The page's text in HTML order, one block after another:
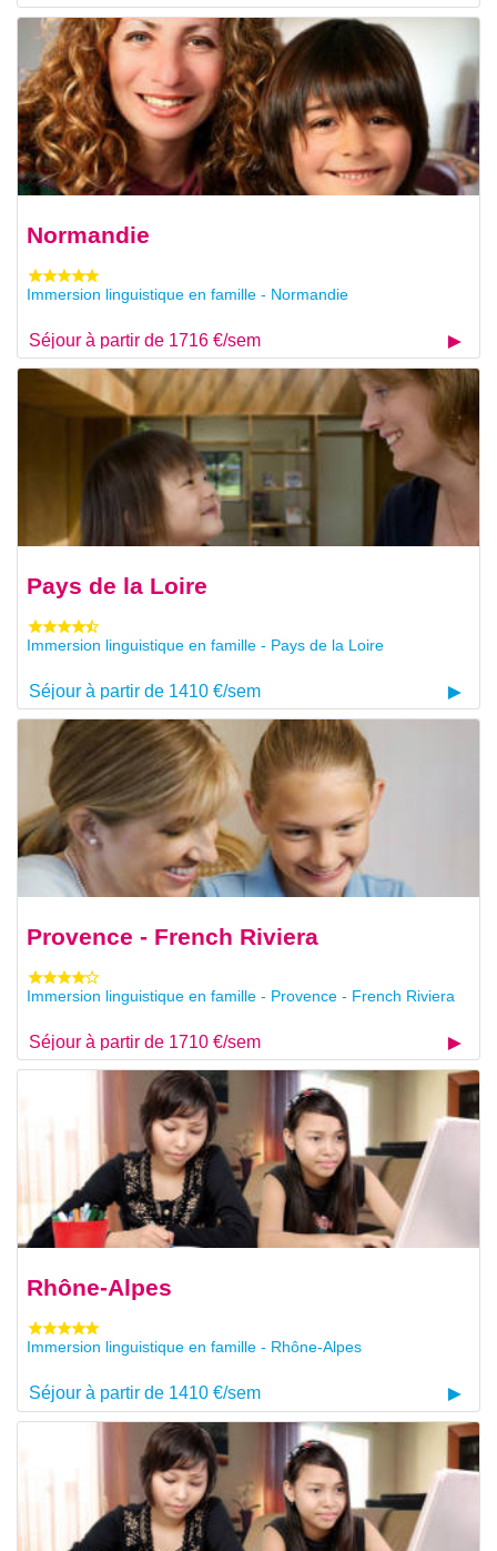
Normandie
Immersion linguistique en famille - Normandie
Séjour à partir de 1716 €/sem
Pays de la Loire
Immersion linguistique en famille - Pays de la Loire
Séjour à partir de 1410 €/sem
Provence - French Riviera
Immersion linguistique en famille - Provence - French Riviera
Séjour à partir de 1710 €/sem
Rhône-Alpes
Immersion linguistique en famille - Rhône-Alpes
Séjour à partir de 1410 €/sem